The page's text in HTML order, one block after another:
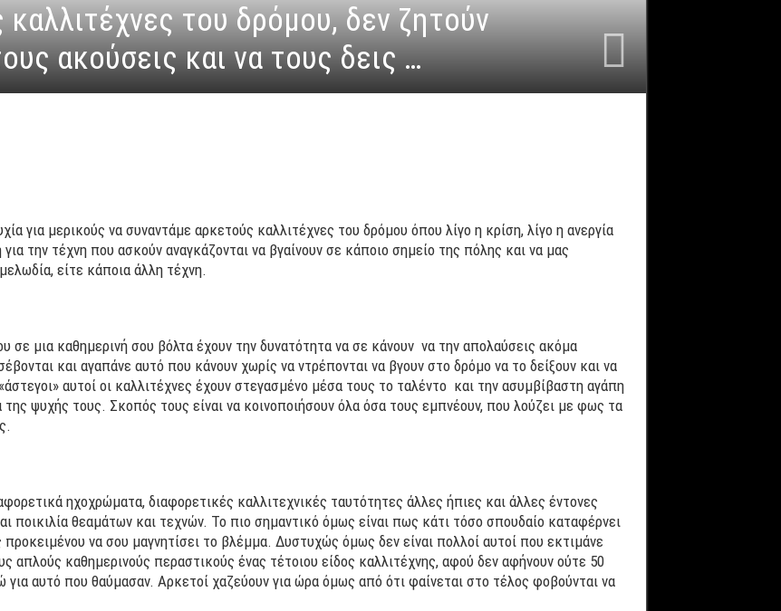
του δρόμου, δεν ζητούν
ακούσεις και να τους δεις …
για μερικούς να συναντάμε αρκετούς καλλιτέχνες του δρόμου όπου λίγο η κρίση, λίγο η ανεργία
την τέχνη που ασκούν αναγκάζονται να βγαίνουν σε κάποιο σημείο της πόλης και να μας
είτε κάποια άλλη τέχνη.
σε μια καθημερινή σου βόλτα έχουν την δυνατότητα να σε κάνουν να την απολαύσεις ακόμα
και αγαπάνε αυτό που κάνουν χωρίς να ντρέπονται να βγουν στο δρόμο να το δείξουν και να
αυτοί οι καλλιτέχνες έχουν στεγασμένο μέσα τους το ταλέντο και την ασυμβίβαστη αγάπη
ψυχής τους. Σκοπός τους είναι να κοινοποιήσουν όλα όσα τους εμπνέουν, που λούζει με φως τα
ηχοχρώματα, διαφορετικές καλλιτεχνικές ταυτότητες άλλες ήπιες και άλλες έντονες
ποικιλία θεαμάτων και τεχνών. Το πιο σημαντικό όμως είναι πως κάτι τόσο σπουδαίο καταφέρνει
προκειμένου να σου μαγνητίσει το βλέμμα. Δυστυχώς όμως δεν είναι πολλοί αυτοί που εκτιμάνε
καθημερινούς περαστικούς ένας τέτοιου είδος καλλιτέχνης, αφού δεν αφήνουν ούτε 50
αυτό που θαύμασαν. Αρκετοί χαζεύουν για ώρα όμως από ότι φαίνεται στο τέλος φοβούνται να